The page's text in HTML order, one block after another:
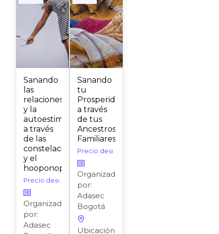
Sanando
las
relaciones
y la
autoestima
a través
de las
constelaciones
y el
hooponopono
Precio desde: 25,00
Organizado
por:
Adasec
Sanando
tu
Prosperidad
a través
de tus
Ancestros
Familiares
Precio desde:
Organizado
por:
Adasec
Bogotá
Ubicación: